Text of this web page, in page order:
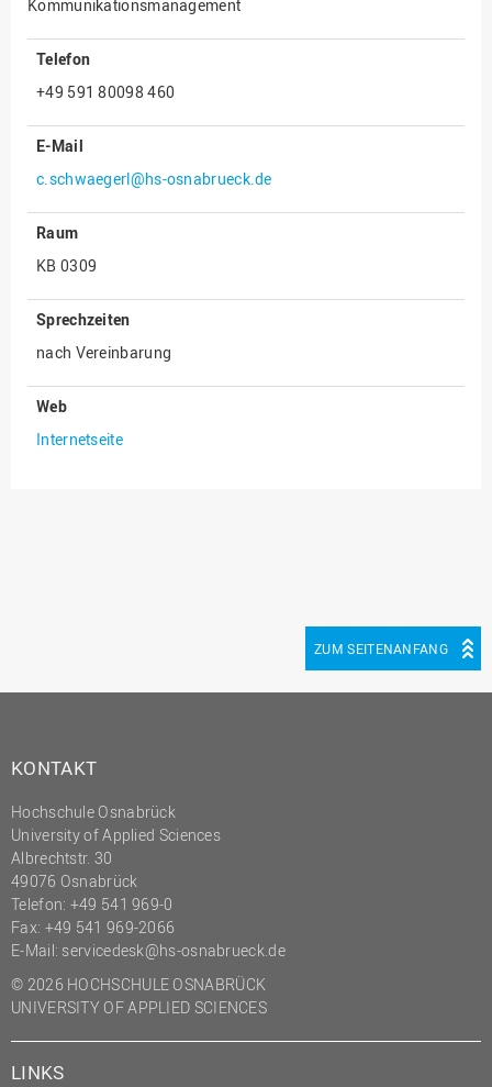
Gleichstellungsbüro
Hochschulleitung
strategie
Innenrevision
Institut für Musik
IT Service Center
Kommunikation und
Marketing
LearningCenter
Personalentwicklung
Personalrat
Recht
Studierendensekretariat
Transfer- und
Innovationsmanagement
Kommunikationsmanagement
Telefon
+49 591 80098 460
E-Mail
c.schwaegerl@hs-osnabrueck.de
Raum
KB 0309
Sprechzeiten
nach Vereinbarung
Web
Internetseite
ZUM SEITENANFANG
KONTAKT
Hochschule Osnabrück
University of Applied Sciences
Albrechtstr. 30
49076 Osnabrück
Telefon: +49 541 969-0
Fax: +49 541 969-2066
E-Mail: servicedesk@hs-osnabrueck.de
© 2026 HOCHSCHULE OSNABRÜCK
UNIVERSITY OF APPLIED SCIENCES
LINKS